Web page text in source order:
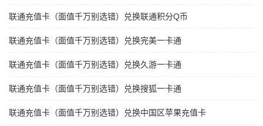
联通充值卡（面值千万别选错）兑换联通积分Q币
联通充值卡（面值千万别选错）兑换完美一卡通
联通充值卡（面值千万别选错）兑换久游一卡通
联通充值卡（面值千万别选错）兑换搜狐一卡通
联通充值卡（面值千万别选错）兑换中国区苹果充值卡